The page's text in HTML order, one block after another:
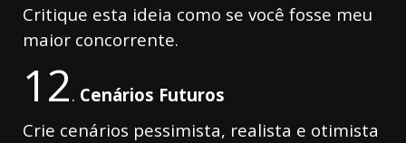
Critique esta ideia como se você fosse meu
maior concorrente.
12. Cenários Futuros
Crie cenários pessimista, realista e otimista